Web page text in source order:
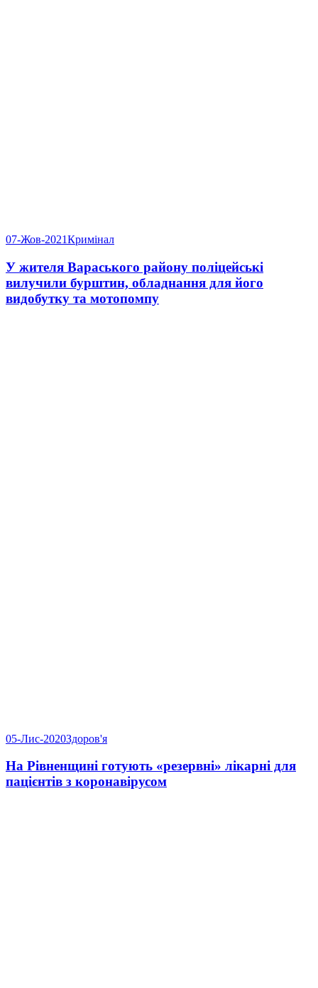
07-Жов-2021Кримінал
У жителя Вараського району поліцейські
вилучили бурштин, обладнання для його
видобутку та мотопомпу
05-Лис-2020Здоров'я
На Рівненщині готують «резервні» лікарні для
пацієнтів з коронавірусом